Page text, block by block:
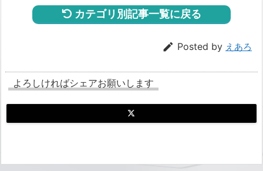
カテゴリ別記事一覧に戻る
 Posted by えあろ
よろしければシェアお願いします